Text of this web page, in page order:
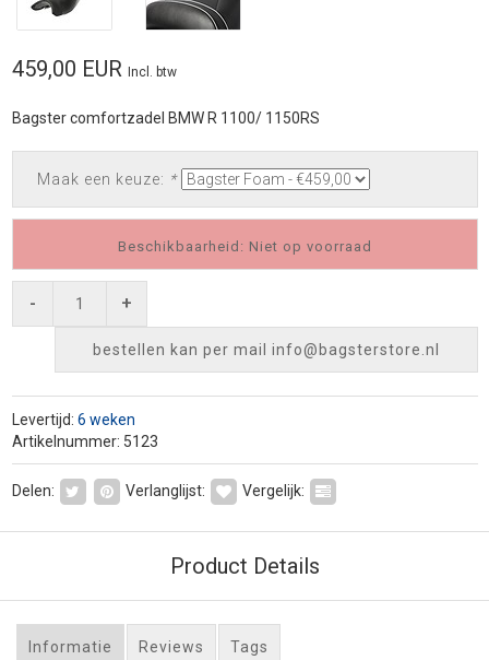
459,00 EUR Incl. btw
Bagster comfortzadel BMW R 1100/ 1150RS
Maak een keuze: *
Beschikbaarheid: Niet op voorraad
- +
bestellen kan per mail info@bagsterstore.nl
Levertijd: 6 weken
Artikelnummer: 5123
Delen: Verlanglijst: Vergelijk:
Product Details
Informatie Reviews Tags